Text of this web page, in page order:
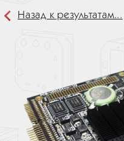
Назад к результатам...